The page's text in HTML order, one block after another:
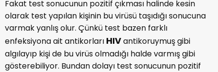
Fakat test sonucunun pozitif çıkması halinde kesin
olarak test yapılan kişinin bu virüsü taşıdığı sonucuna
varmak yanlış olur. Çünkü test bazen farklı
enfeksiyona ait antikorları HIVantikoruymuş gibi
algılayıp kişi de bu virüs olmadığı halde varmış gibi
gösterebiliyor. Bundan dolayı test sonucunun pozitif